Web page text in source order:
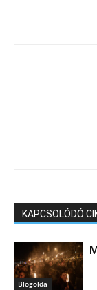
KAPCSOLÓDÓ
Blogolda